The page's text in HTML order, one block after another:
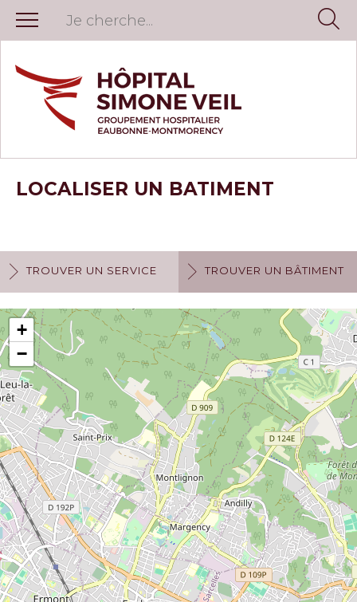
LOCALISER UN BATIMENT
TROUVER UN SERVICE TROUVER UN BÂTIMENT
+
−